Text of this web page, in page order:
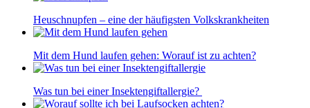
Heuschnupfen – eine der häufigsten Volkskrankheiten
Mit dem Hund laufen gehen: Worauf ist zu achten?
Was tun bei einer Insektengiftallergie?